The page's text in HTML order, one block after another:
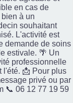
en cas de
à un
souhaitant
L'activité est
demande de soins
estivale. 🌴 Un
professionnelle
l'été. 📩 Pour plus
privé ou par
📞 06 12 77 19 59